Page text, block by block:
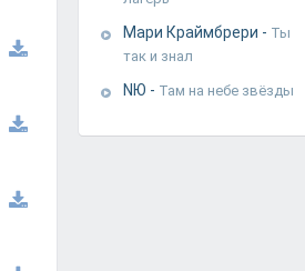
Мари Краймбрери - Ты
так и знал
NЮ - Там на небе звёзды